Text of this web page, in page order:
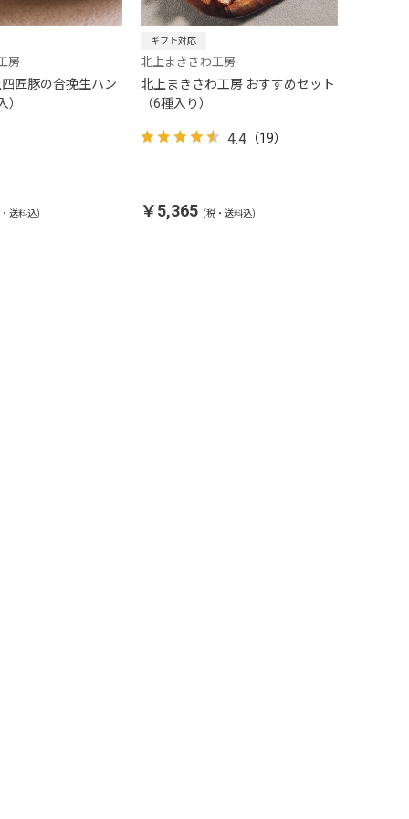
房
匠豚の合挽生ハン
）
送料込)
ギフト対応
北上まきさわ工房
北上まきさわ工房 おすすめセット
（6種入り）
4.4 （19）
￥5,365 (税・送料込)